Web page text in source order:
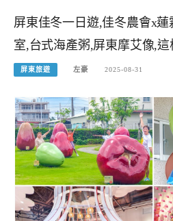
屏東佳冬一日遊,佳冬農會x
室,台式海產粥,屏東摩艾像,這
屏東旅遊 左豪 2025-08-31